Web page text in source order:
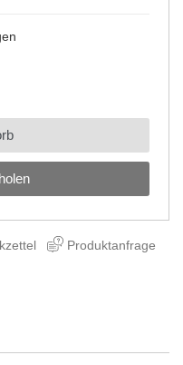
Produktanfrage